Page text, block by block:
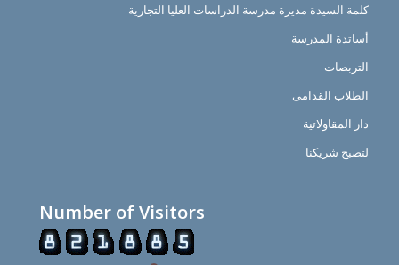
كلمة السيدة مديرة مدرسة الدراسات العليا التجارية
أساتذة المدرسة
التربصات
الطلاب القدامى
دار المقاولاتية
لتصبح شريكنا
Number of Visitors